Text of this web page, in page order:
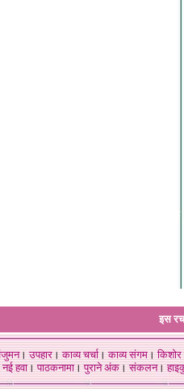
इस
।उपहार।काव्य चर्चा।काव्य संगम।किशोर
नई हवा। पाठकनामा। पुराने अंक। संकलन।